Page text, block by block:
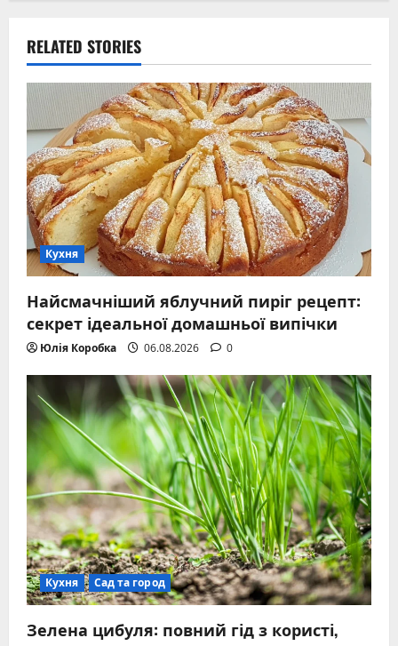
RELATED STORIES
Кухня
Найсмачніший яблучний пиріг рецепт:
секрет ідеальної домашньої випічки
Юлія Коробка 06.08.2026 0
Кухня Сад та город
Зелена цибуля: повний гід з користі,